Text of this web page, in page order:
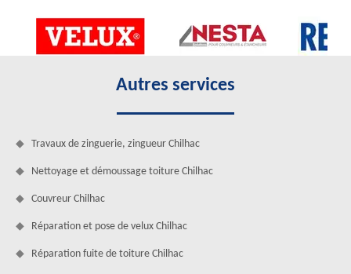
Autres services
Travaux de zinguerie, zingueur Chilhac
Nettoyage et démoussage toiture Chilhac
Couvreur Chilhac
Réparation et pose de velux Chilhac
Réparation fuite de toiture Chilhac